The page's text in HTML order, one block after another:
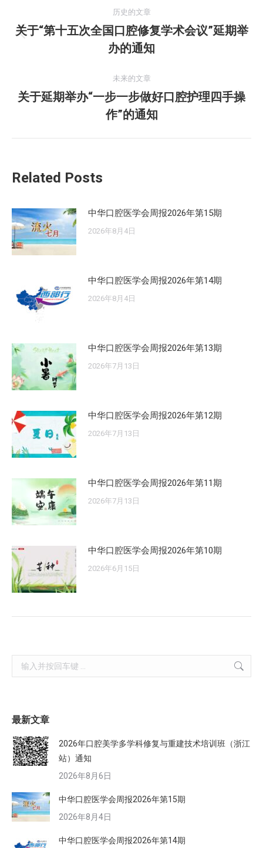
章
历史的文章
历
史
文
章：
关于“第十五次全国口腔修复学术会议”延期举
办的通知
未来的文章
未
来
的
关于延期举办“一步一步做好口腔护理四手操
作”的通知
Related Posts
中华口腔医学会周报2026年第15期
2026年8月4日
中华口腔医学会周报2026年第14期
2026年8月4日
中华口腔医学会周报2026年第13期
2026年7月13日
中华口腔医学会周报2026年第12期
2026年7月13日
中华口腔医学会周报2026年第11期
2026年7月13日
中华口腔医学会周报2026年第10期
2026年6月15日
Search:
最新文章
2026年口腔美学多学科修复与重建技术培训班（浙江
站）通知
2026年8月6日
中华口腔医学会周报2026年第15期
2026年8月4日
中华口腔医学会周报2026年第14期